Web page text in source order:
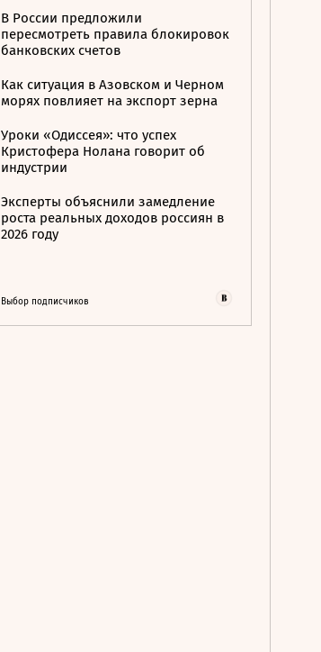
В России предложили
пересмотреть правила блокировок
банковских счетов
Как ситуация в Азовском и Черном
морях повлияет на экспорт зерна
Уроки «Одиссея»: что успех
Кристофера Нолана говорит об
индустрии
Эксперты объяснили замедление
роста реальных доходов россиян в
2026 году
Выбор подписчиков